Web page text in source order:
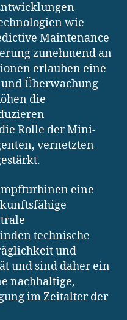
wie
Maintenance
zunehmend an
erlauben eine
Überwachung
die
Rolle der Mini-
vernetzten
eine
technische
und
und sind daher ein
nachhaltige,
im Zeitalter der